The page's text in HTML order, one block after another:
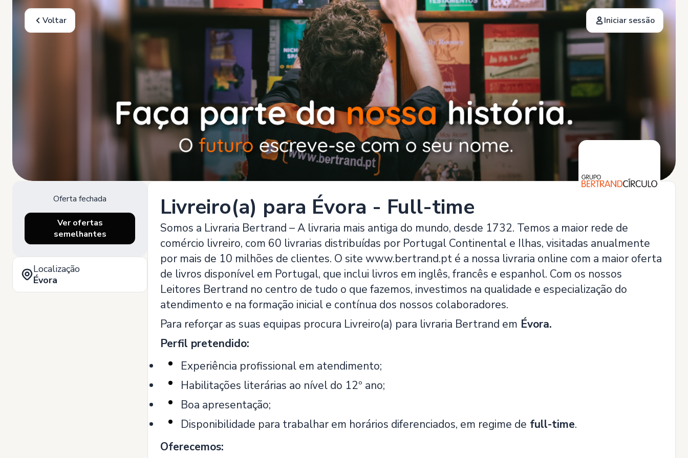
Voltar Iniciar sessão
Oferta fechada
Ver ofertas
semelhantes
Localização
Évora
Livreiro(a) para Évora - Full-time
Somos a Livraria Bertrand – A livraria mais antiga do mundo, desde 1732. Temos a maior rede de
comércio livreiro, com 60 livrarias distribuídas por Portugal Continental e Ilhas, visitadas anualmente
por mais de 10 milhões de clientes. O site www.bertrand.pt é a nossa livraria online com a maior oferta
de livros disponível em Portugal, que inclui livros em inglês, francês e espanhol. Com os nossos
Leitores Bertrand no centro de tudo o que fazemos, investimos na qualidade e especialização do
atendimento e na formação inicial e contínua dos nossos colaboradores.
Para reforçar as suas equipas procura Livreiro(a) para livraria Bertrand em Évora.
Perfil pretendido:
Experiência profissional em atendimento;
Habilitações literárias ao nível do 12º ano;
Boa apresentação;
Disponibilidade para trabalhar em horários diferenciados, em regime de full-time.
Oferecemos: